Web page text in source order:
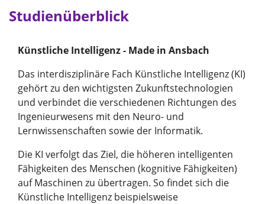
Studienüberblick
Künstliche Intelligenz - Made in Ansbach
Das interdisziplinäre Fach Künstliche Intelligenz (KI)
gehört zu den wichtigsten Zukunftstechnologien
und verbindet die verschiedenen Richtungen des
Ingenieurwesens mit den Neuro- und
Lernwissenschaften sowie der Informatik.
Die KI verfolgt das Ziel, die höheren intelligenten
Fähigkeiten des Menschen (kognitive Fähigkeiten)
auf Maschinen zu übertragen. So findet sich die
Künstliche Intelligenz beispielsweise